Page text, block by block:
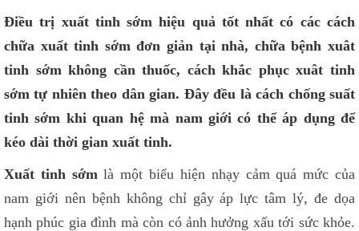
Điều trị xuất tinh sớm hiệu quả tốt nhất có các cách
chữa xuất tinh sớm đơn giản tại nhà, chữa bệnh xuât
tinh sớm không cần thuốc, cách khắc phục xuât tinh
sớm tự nhiên theo dân gian. Đây đều là cách chống suất
tinh sớm khi quan hệ mà nam giới có thể áp dụng để
kéo dài thời gian xuất tinh.
Xuất tinh sớmlà một biểu hiện nhạy cảm quá mức của
nam giới nên bệnh không chỉ gây áp lực tâm lý, đe dọa
hạnh phúc gia đình mà còn có ảnh hưởng xấu tới sức khỏe.